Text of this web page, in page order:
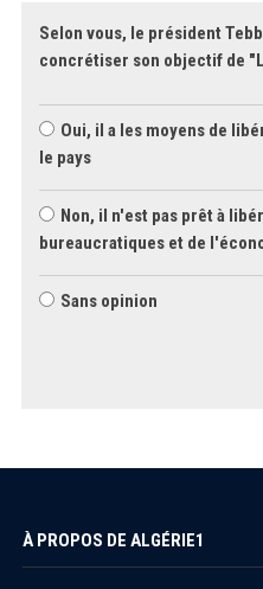
Selon vous, le président
concrétiser son objectif de
Oui, il a les moyens de
le pays
Non, il n'est pas prêt à
bureaucratiques et de
Sans opinion
À PROPOS DE ALGÉRIE1